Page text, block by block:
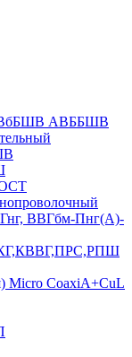
ВбБШВ АВББШВ
ВВГбм-Пнг(А)-
КГ,КВВГ,ПРС,РПШ
Micro CoaxiA+CuL